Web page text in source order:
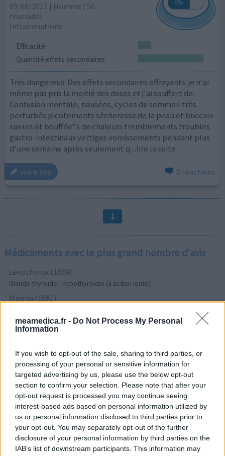
meamedica.fr - Do Not Process My Personal
Information
If you wish to opt-out of the sale, sharing to third parties, or
processing of your personal or sensitive information for
targeted advertising by us, please use the below opt-out
section to confirm your selection. Please note that after your
opt-out request is processed you may continue seeing
interest-based ads based on personal information utilized by
us or personal information disclosed to third parties prior to
your opt-out. You may separately opt-out of the further
disclosure of your personal information by third parties on the
IAB’s list of downstream participants. This information may
09/08/2011 | Homme | 50
tramadol
Inflammations
Efficacité
Quantité effets secondaires
Très dangereux: Des effets secondaires effrayants: je n'ai
même pas pris la moitié des doses et j'ai souffert de:
Confusion mentale, nausées, cycles du sommeil très
perturbés picotements sécheresse de la peau et buccale
sueurs et bouffée"s de chaleurs tremblements troubles
gastro-intestinaux vertiges vomissements pendant plus
d'une semaine après seulement q ...lire la suite
votre avis 0 réactions
1
Médicaments avec le plus grand nombre d'avis
Levothyrox (1669)
Glande thyroïde - hypothyroïdie (à action lente)
Mirena (1581)
Tramadol (932)
Paroxetine (775)
Dépression - antidépresseurs IRS
Effexor (690)
Dépression - antidépresseurs autre
Champix (604)
Toxicomanie
Sertraline (579)
Dépression - antidépresseurs IRS